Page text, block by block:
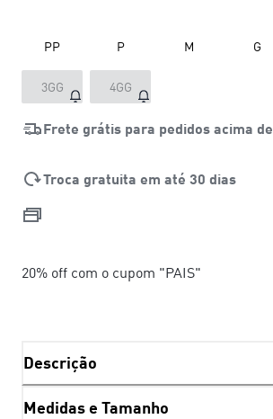
PP P M G
3GG 4GG
Frete grátis para pedidos acima de
Troca gratuita em até 30 dias
20% off com o cupom "PAIS"
Descrição
Medidas e Tamanho